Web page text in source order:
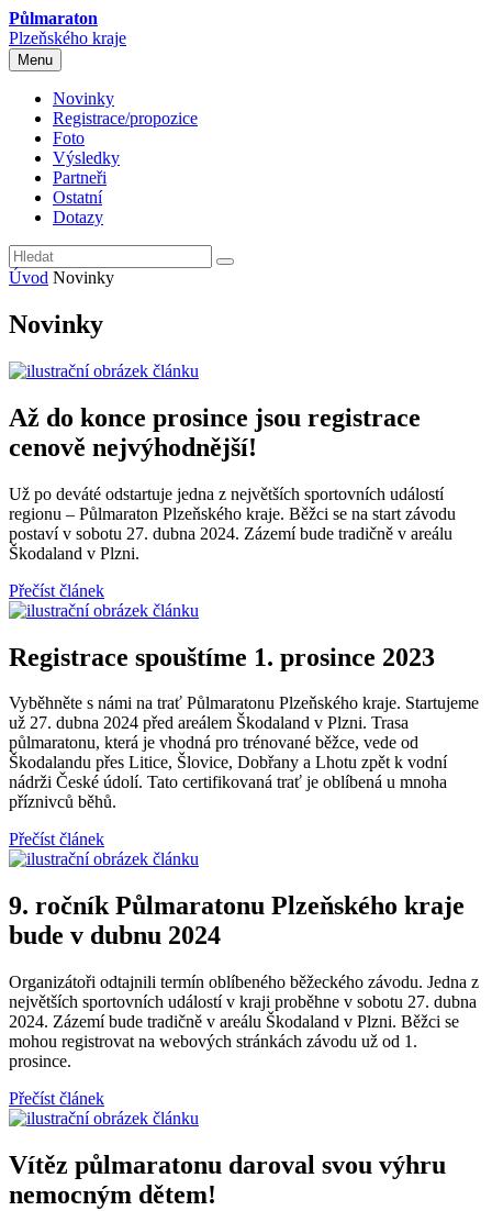
Půlmaraton
Plzeňského kraje
Menu
Novinky
Registrace/propozice
Foto
Výsledky
Partneři
Ostatní
Dotazy
Úvod Novinky
Novinky
Až do konce prosince jsou registrace
cenově nejvýhodnější!
Už po deváté odstartuje jedna z největších sportovních událostí
regionu – Půlmaraton Plzeňského kraje. Běžci se na start závodu
postaví v sobotu 27. dubna 2024. Zázemí bude tradičně v areálu
Škodaland v Plzni.
Přečíst článek
Registrace spouštíme 1. prosince 2023
Vyběhněte s námi na trať Půlmaratonu Plzeňského kraje. Startujeme
už 27. dubna 2024 před areálem Škodaland v Plzni. Trasa
půlmaratonu, která je vhodná pro trénované běžce, vede od
Škodalandu přes Litice, Šlovice, Dobřany a Lhotu zpět k vodní
nádrži České údolí. Tato certifikovaná trať je oblíbená u mnoha
příznivců běhů.
Přečíst článek
9. ročník Půlmaratonu Plzeňského kraje
bude v dubnu 2024
Organizátoři odtajnili termín oblíbeného běžeckého závodu. Jedna z
největších sportovních událostí v kraji proběhne v sobotu 27. dubna
2024. Zázemí bude tradičně v areálu Škodaland v Plzni. Běžci se
mohou registrovat na webových stránkách závodu už od 1.
prosince.
Přečíst článek
Vítěz půlmaratonu daroval svou výhru
nemocným dětem!